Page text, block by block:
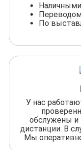
Наличными
По
У нас
обслужены и
дистанции. В
Мы